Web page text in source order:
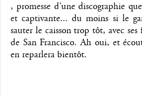
, promesse d’une discographie
et captivante... du moins si le
sauter le caisson trop tôt, avec
de San Francisco. Ah oui, et
en reparlera bientôt.